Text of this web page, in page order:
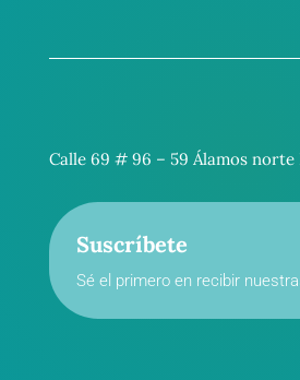
Calle 69 # 96 – 59 Álamos norte
Suscríbete
Sé el primero en recibir